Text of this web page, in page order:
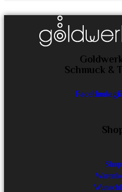
Schmuck &
Facebook
Shop